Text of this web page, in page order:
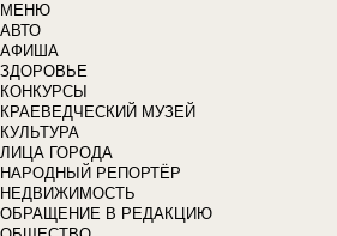
МЕНЮ
АВТО
АФИША
ЗДОРОВЬЕ
КОНКУРСЫ
КРАЕВЕДЧЕСКИЙ МУЗЕЙ
КУЛЬТУРА
ЛИЦА ГОРОДА
НАРОДНЫЙ РЕПОРТЁР
НЕДВИЖИМОСТЬ
ОБРАЩЕНИЕ В РЕДАКЦИЮ